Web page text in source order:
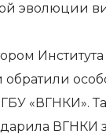
эволюции
«ВГНКИ».
ВГНКИ